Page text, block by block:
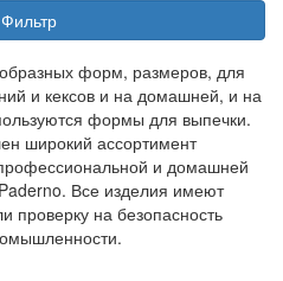
Фильтр
форм, размеров, для
и кексов и на домашней, и на
формы для выпечки.
широкий ассортимент
и домашней
Все изделия имеют
проверку на безопасность